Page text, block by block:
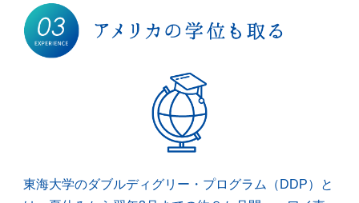
東海大学のダブルディグリー・プログラム（DDP）と